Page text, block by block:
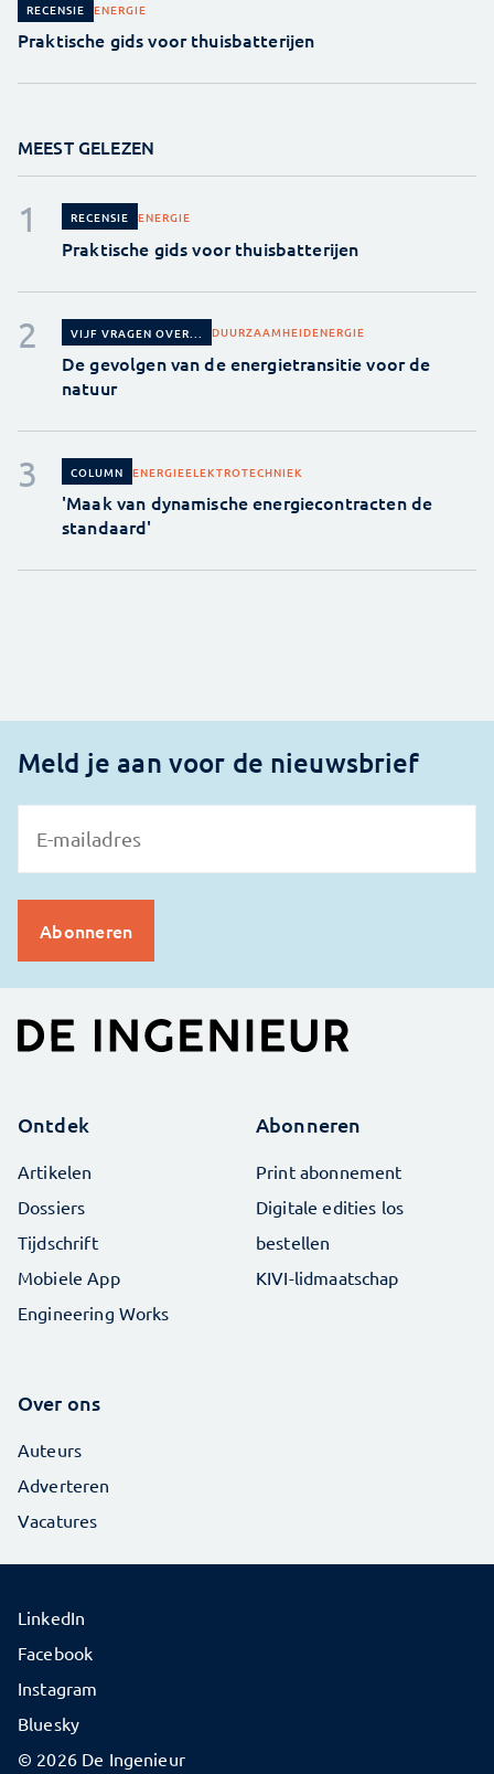
RECENSIE ENERGIE
Praktische gids voor thuisbatterijen
MEEST GELEZEN
RECENSIE ENERGIE
Praktische gids voor thuisbatterijen
VIJF VRAGEN OVER... DUURZAAMHEIDENERGIE
De gevolgen van de energietransitie voor de
natuur
COLUMN ENERGIEELEKTROTECHNIEK
'Maak van dynamische energiecontracten de
standaard'
Meld je aan voor de nieuwsbrief
Ontdek
Artikelen
Dossiers
Tijdschrift
Mobiele App
Engineering Works
Abonneren
Print abonnement
Digitale edities los
bestellen
KIVI-lidmaatschap
Over ons
Auteurs
Adverteren
Vacatures
© 2026 De Ingenieur
LinkedIn
Facebook
Instagram
Bluesky